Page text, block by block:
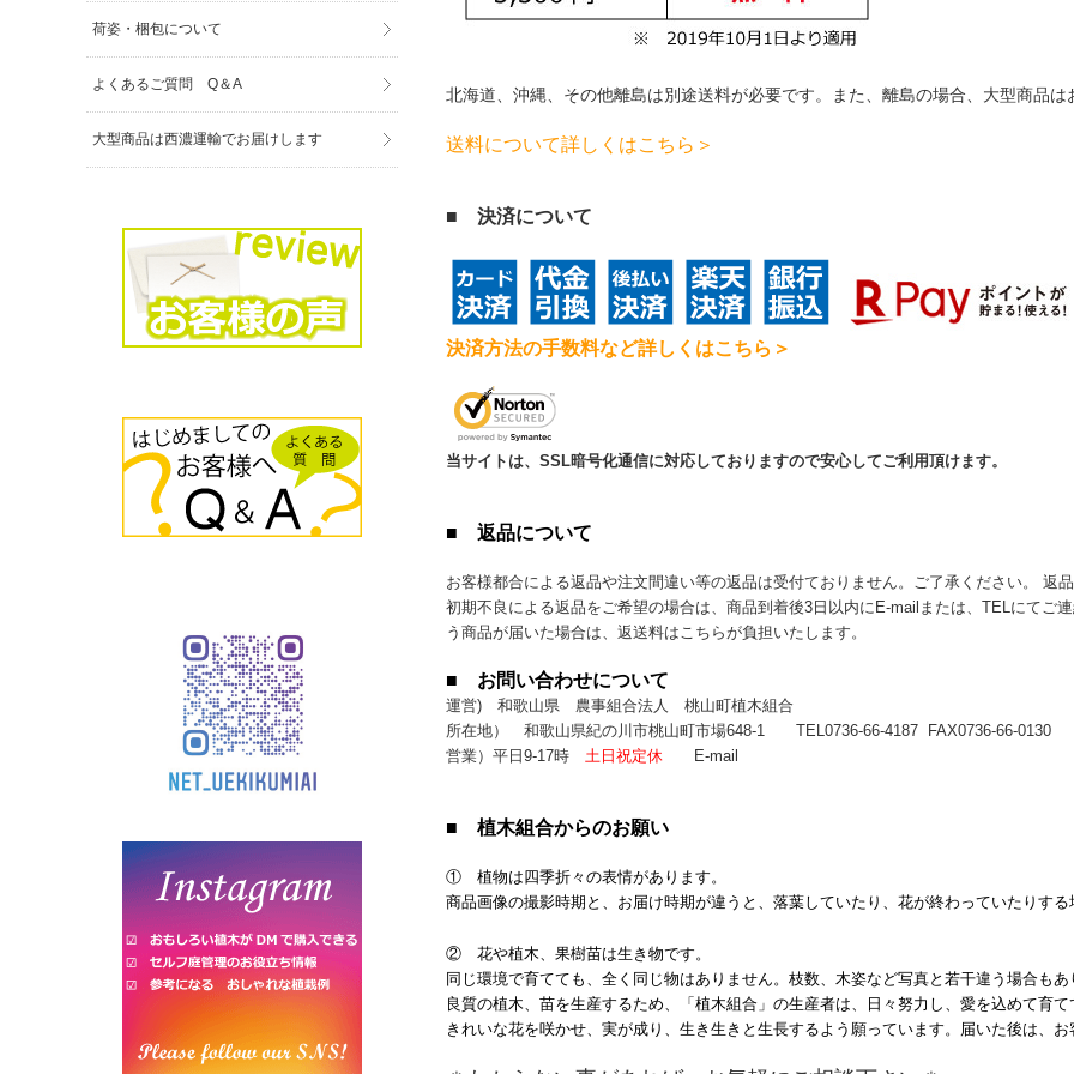
北海道、沖縄、その他離島は別途送料が必要です。 また、離島の場合、大型商品は
送料について詳しくはこちら＞
■ 決済について
決済方法の手数料など詳しくはこちら＞
当サイトは、SSL暗号化通信に対応しておりますので安心してご利用頂けます。
■ 返品について
お客様都合による返品や注文間違い等の返品は受付ておりません。ご了承ください。 返
初期不良による返品をご希望の場合は、商品到着後3日以内にE-mailまたは、TELにてご
う商品が届いた場合は、返送料はこちらが負担いたします。
■ お問い合わせについて
運営) 和歌山県 農事組合法人 桃山町植木組合
所在地） 和歌山県紀の川市桃山町市場648-1 TEL0736-66-4187 FAX0736-66-0130
営業）平日9-17時 土日祝定休 E-mail
■ 植木組合からのお願い
① 植物は四季折々の表情があります。
商品画像の撮影時期と、お届け時期が違うと、落葉していたり、花が終わっていたりす
② 花や植木、果樹苗は生き物です。
同じ環境で育てても、全く同じ物はありません。枝数、木姿など写真と若干違う場合もあ
良質の植木、苗を生産するため、「植木組合」の生産者は、日々努力し、愛を込めて育て
きれいな花を咲かせ、実が成り、生き生きと生長するよう願っています。届いた後は、お
荷姿・梱包について
よくあるご質問 Q＆A
大型商品は西濃運輸でお届けします